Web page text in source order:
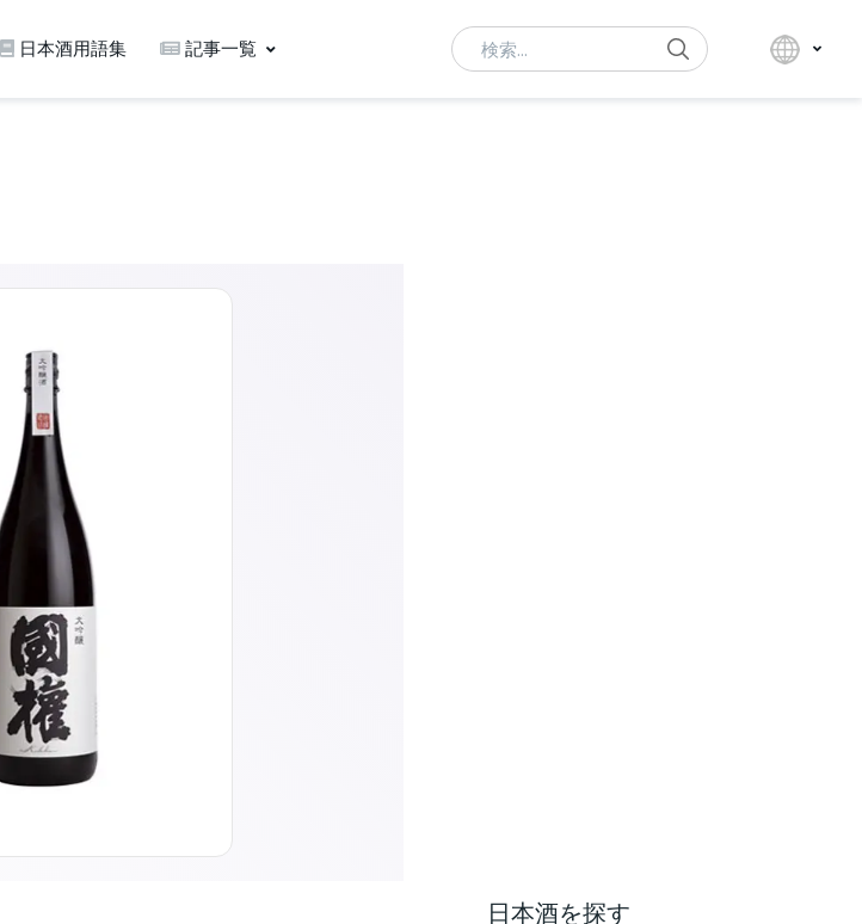
日本酒用語集 記事一覧 Search
日本酒を探す